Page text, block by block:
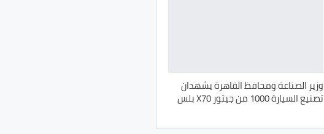
وزير الصناعة ومحافظ القاهرة يشهدان
تصنيع السيارة 1000 من جيتور X70 بلس